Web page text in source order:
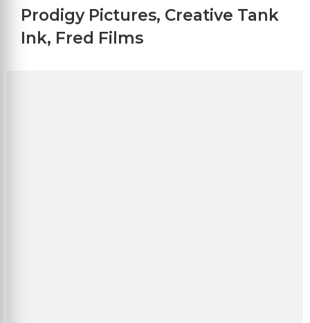
Prodigy Pictures, Creative Tank
Ink, Fred Films